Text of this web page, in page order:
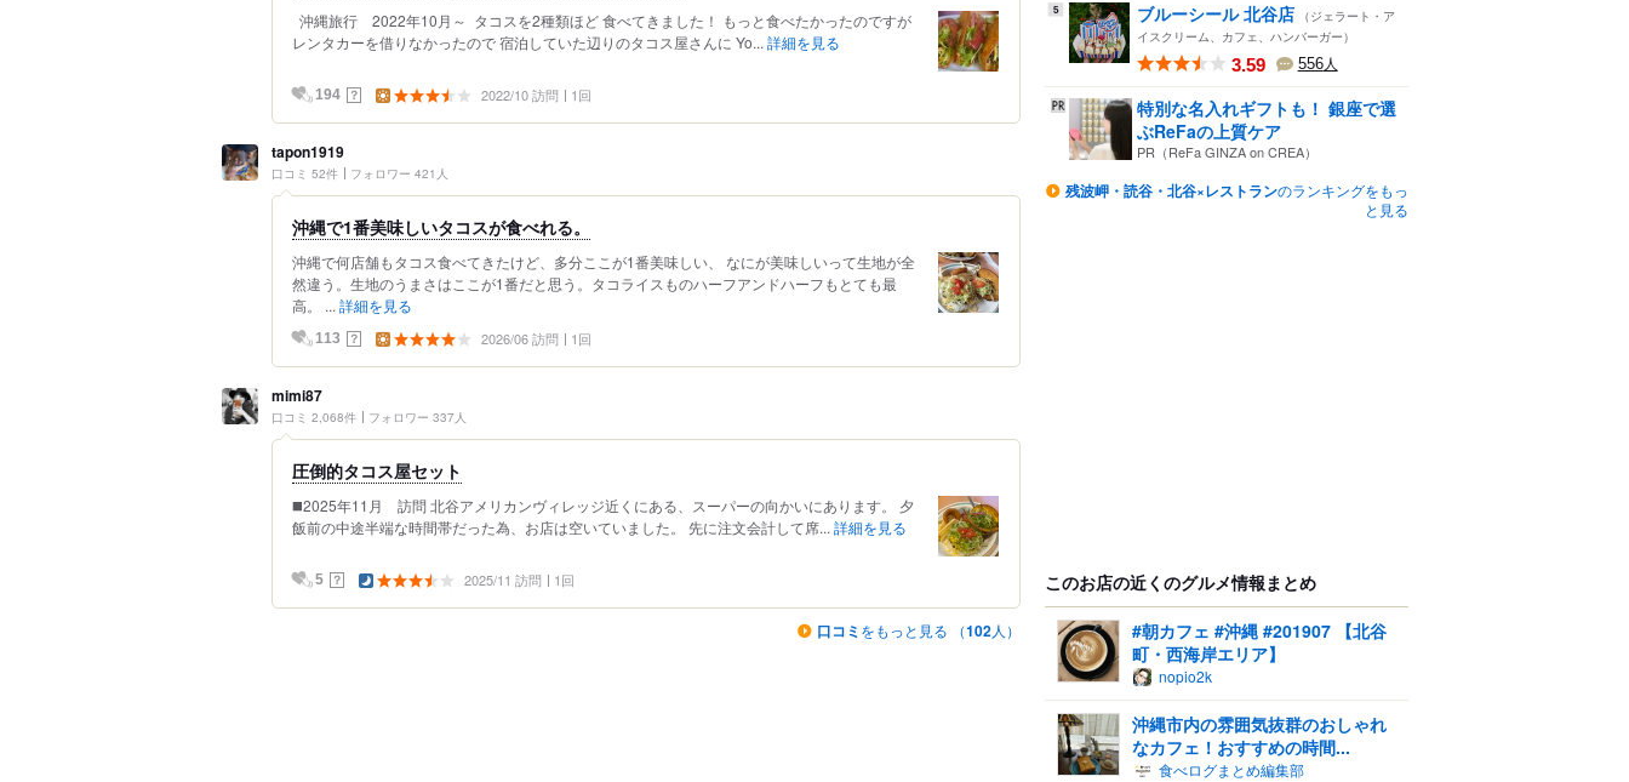
沖縄旅行 2022年10月～ タコスを2種類ほど 食べてきました！ もっと食べたかったのですが
レンタカーを借りなかったので 宿泊していた辺りのタコス屋さんに Yo... 詳細を見る
194 ？ 2022/10 訪問 1回
tapon1919
口コミ 52件 フォロワー 421人
沖縄で1番美味しいタコスが食べれる。
沖縄で何店舗もタコス食べてきたけど、多分ここが1番美味しい、 なにが美味しいって生地が全
然違う。生地のうまさはここが1番だと思う。タコライスものハーフアンドハーフもとても最
高。 ... 詳細を見る
113 ？ 2026/06 訪問 1回
mimi87
口コミ 2,068件 フォロワー 337人
圧倒的タコス屋セット
◼️2025年11月 訪問 北谷アメリカンヴィレッジ近くにある、スーパーの向かいにあります。 夕
飯前の中途半端な時間帯だった為、お店は空いていました。 先に注文会計して席... 詳細を見る
5 ？ 2025/11 訪問 1回
口コミ をもっと見る （102人）
5 ブルーシール 北谷店 （ジェラート・ア
イスクリーム、カフェ、ハンバーガー）
3.59 556人
特別な名入れギフトも！ 銀座で選
ぶReFaの上質ケア
PR（ReFa GINZA on CREA）
残波岬・読谷・北谷×レストランのランキングをもっ
と見る
このお店の近くのグルメ情報まとめ
#朝カフェ #沖縄 #201907 【北谷
町・西海岸エリア】
nopio2k
沖縄市内の雰囲気抜群のおしゃれ
なカフェ！おすすめの時間...
食べログまとめ編集部